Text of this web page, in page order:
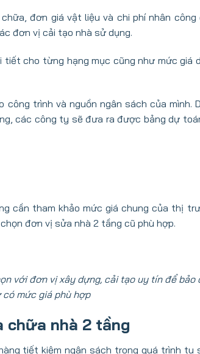
đơn giá vật liệu và chi phí nhân
đơn vị cải tạo nhà sử dụng.
cho từng hạng mục cũng như mức giá
trình và nguồn ngân sách của mình.
các công ty sẽ đưa ra được bảng dự
cần tham khảo mức giá chung của thị
đơn vị sửa nhà 2 tầng cũ phù hợp.
với đơn vị xây dựng, cải tạo uy tín để
mức giá phù hợp
chữa nhà 2 tầng
tiết kiệm ngân sách trong quá trình tu